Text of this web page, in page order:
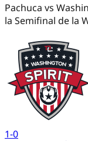
Pachuca vs
la Semifinal de la
1-0